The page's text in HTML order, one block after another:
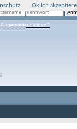
Angemeldet bleiben?
Ok ich akzeptiere